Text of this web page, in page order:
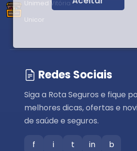
Unimed Vitória
Unicor
Redes Sociais
Siga a Rota Seguros e fique
melhores dicas, ofertas e
de saúde e seguros.
f i t in b